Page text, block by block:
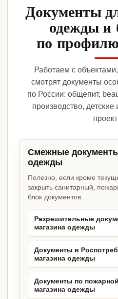
Документы
одежды и
по
Работаем с
смотрят документы
по России: общепит,
производство,
Смежные
одежды
Полезно, если кроме
закрыть санитарный,
блок документов.
Разрешительные
магазина одежды
Документы в
магазина одежды
Документы по
магазина одежды